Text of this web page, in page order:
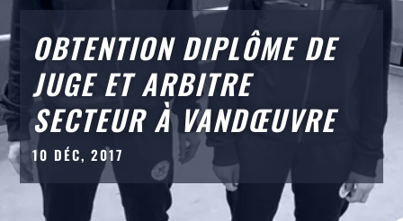
OBTENTION DIPLÔME DE
JUGE ET ARBITRE
SECTEUR À VANDŒUVRE
10 DÉC, 2017